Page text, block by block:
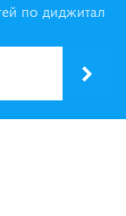
по диджитал